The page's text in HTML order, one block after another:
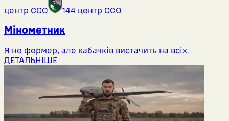
центр ССО
144 центр ССО
Мінометник
Я не фермер, але кабачків вистачить на всіх.
ДЕТАЛЬНІШЕ